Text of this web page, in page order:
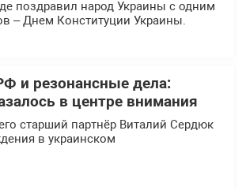
поздравил народ Украины с одним
– Днем Конституции Украины.
и резонансные дела:
в центре внимания
старший партнёр Виталий Сердюк
в украинском